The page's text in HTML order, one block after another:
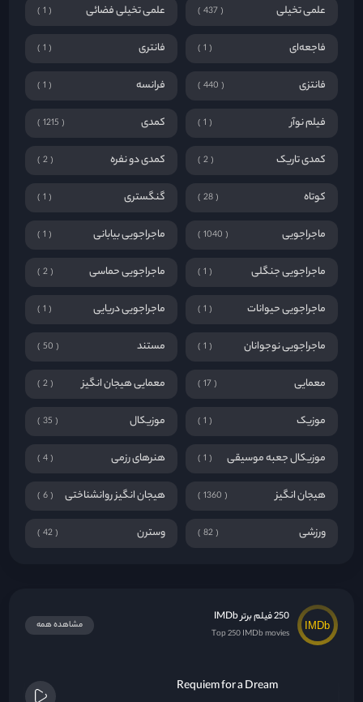
علمی تخیلی 437 علمی تخیلی فضائی 1
فاجعه‌ای 1 فانتری 1
فانتزی 440 فرانسه 1
فیلم نوآر 1 کمدی 1215
کمدی تاریک 2 کمدی دو نفره 2
کوتاه 28 گنگستری 1
ماجراجویی 1040 ماجراجویی بیابانی 1
ماجراجویی جنگلی 1 ماجراجویی حماسی 2
ماجراجویی حیوانات 1 ماجراجویی دریایی 1
ماجراجویی نوجوانان 1 مستند 50
معمایی 17 معمایی هیجان انگیز 2
موزیک 1 موزیکال 35
موزیکال جعبه موسیقی 1 هنرهای رزمی 4
هیجان انگیز 1360 هیجان انگیز روانشناختی 6
ورزشی 82 وسترن 42
250 فیلم برتر IMDb
Top 250 IMDb movies
مشاهده همه
Requiem for a Dream